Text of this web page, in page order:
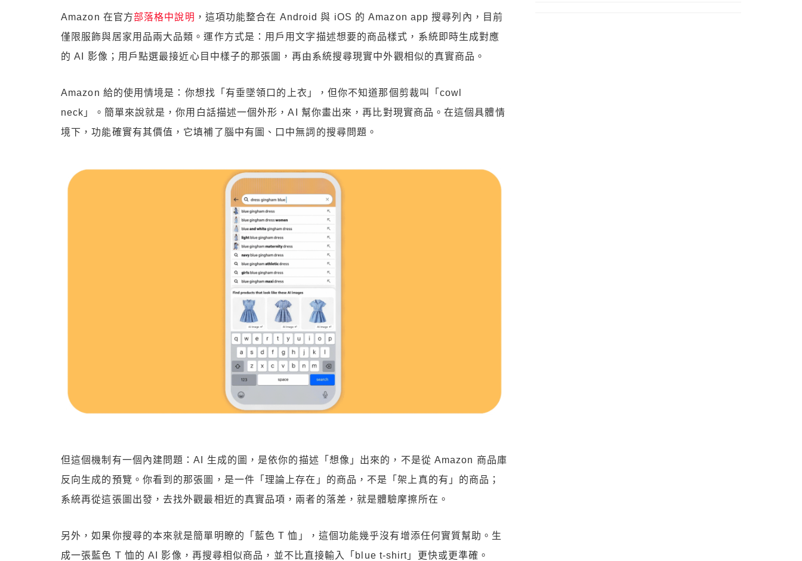
Amazon 在官方部落格中說明 ，這項功能整合在 Android 與 iOS 的 Amazon app 搜尋列內，目前
僅限服飾與居家用品兩大品類。運作方式是：用戶用文字描述想要的商品樣式，系統即時生成對應
的 AI 影像；用戶點選最接近心目中樣子的那張圖，再由系統搜尋現實中外觀相似的真實商品。
Amazon 給的使用情境是：你想找「有垂墜領口的上衣」，但你不知道那個剪裁叫「cowl
neck」。簡單來說就是，你用白話描述一個外形，AI 幫你畫出來，再比對現實商品。在這個具體情
境下，功能確實有其價值，它填補了腦中有圖、口中無詞的搜尋問題。
但這個機制有一個內建問題：AI 生成的圖，是依你的描述「想像」出來的，不是從 Amazon 商品庫
反向生成的預覽。你看到的那張圖，是一件「理論上存在」的商品，不是「架上真的有」的商品；
系統再從這張圖出發，去找外觀最相近的真實品項，兩者的落差，就是體驗摩擦所在。
另外，如果你搜尋的本來就是簡單明瞭的「藍色 T 恤」，這個功能幾乎沒有增添任何實質幫助。生
成一張藍色 T 恤的 AI 影像，再搜尋相似商品，並不比直接輸入「blue t-shirt」更快或更準確。